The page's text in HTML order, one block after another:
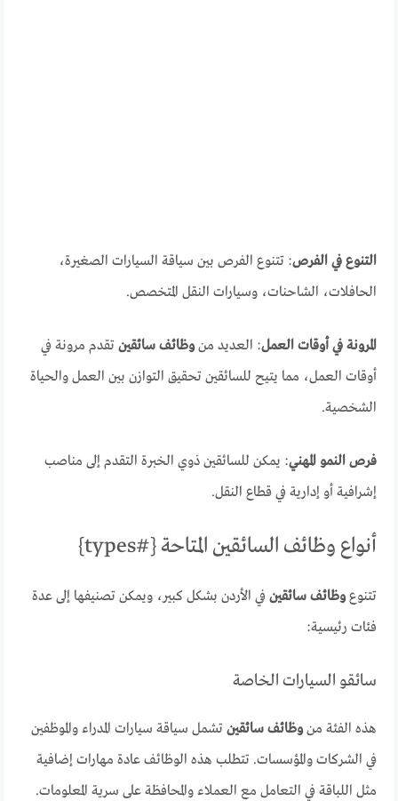
التنوع في الفرص: تتنوع الفرص بين سياقة السيارات الصغيرة،
الحافلات، الشاحنات، وسيارات النقل المتخصص.
المرونة في أوقات العمل: العديد منوظائف سائقين تقدم مرونة في
أوقات العمل، مما يتيح للسائقين تحقيق التوازن بين العمل والحياة
الشخصية.
فرص النمو المهني: يمكن للسائقين ذوي الخبرة التقدم إلى مناصب
إشرافية أو إدارية في قطاع النقل.
أنواع وظائف السائقين المتاحة {#types}
تتنوعوظائف سائقين في الأردن بشكل كبير، ويمكن تصنيفها إلى عدة
فئات رئيسية:
سائقو السيارات الخاصة
هذه الفئة منوظائف سائقين تشمل سياقة سيارات المدراء والموظفين
في الشركات والمؤسسات. تتطلب هذه الوظائف عادة مهارات إضافية
مثل اللباقة في التعامل مع العملاء والمحافظة على سرية المعلومات.